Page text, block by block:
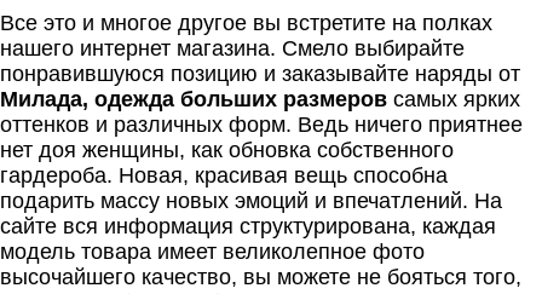
Все это и многое другое вы встретите на полках
нашего интернет магазина. Смело выбирайте
понравившуюся позицию и заказывайте наряды от
Милада, одежда больших размеров самых ярких
оттенков и различных форм. Ведь ничего приятнее
нет доя женщины, как обновка собственного
гардероба. Новая, красивая вещь способна
подарить массу новых эмоций и впечатлений. На
сайте вся информация структурирована, каждая
модель товара имеет великолепное фото
высочайшего качество, вы можете не бояться того,